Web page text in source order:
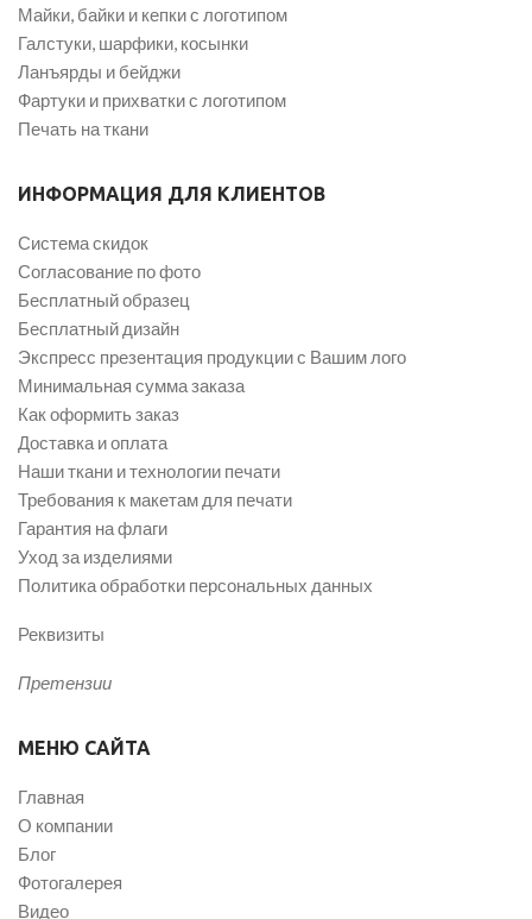
Майки, байки и кепки с логотипом
Галстуки, шарфики, косынки
Ланъярды и бейджи
Фартуки и прихватки с логотипом
Печать на ткани
ИНФОРМАЦИЯ ДЛЯ КЛИЕНТОВ
Система скидок
Согласование по фото
Бесплатный образец
Бесплатный дизайн
Экспресс презентация продукции с Вашим лого
Минимальная сумма заказа
Как оформить заказ
Доставка и оплата
Наши ткани и технологии печати
Требования к макетам для печати
Гарантия на флаги
Уход за изделиями
Политика обработки персональных данных
Реквизиты
Претензии
МЕНЮ САЙТА
Главная
О компании
Блог
Фотогалерея
Видео